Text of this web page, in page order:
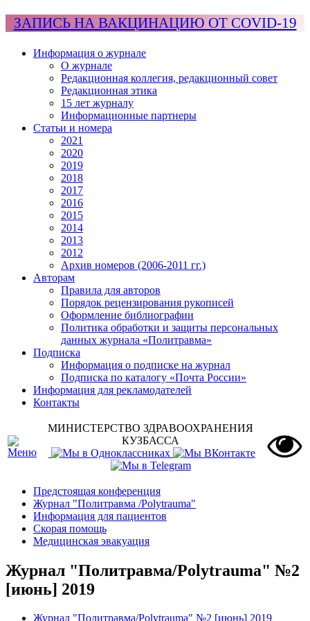
ЗАПИСЬ НА ВАКЦИНАЦИЮ ОТ COVID-19
Информация о журнале
О журнале
Редакционная коллегия, редакционный совет
Редакционная этика
15 лет журналу
Информационные партнеры
Статьи и номера
2021
2020
2019
2018
2017
2016
2015
2014
2013
2012
Архив номеров (2006-2011 гг.)
Авторам
Правила для авторов
Порядок рецензирования рукописей
Оформление библиографии
Политика обработки и защиты персональных
данных журнала «Политравма»
Подписка
Информация о подписке на журнал
Подписка по каталогу «Почта России»
Информация для рекламодателей
Контакты
МИНИСТЕРСТВО ЗДРАВООХРАНЕНИЯ
КУЗБАССА
Предстоящая конференция
Журнал "Политравма /Polytrauma"
Информация для пациентов
Скорая помощь
Медицинская эвакуация
Журнал "Политравма/Polytrauma" №2
[июнь] 2019
Журнал "Политравма/Polytrauma" №2 [июнь] 2019